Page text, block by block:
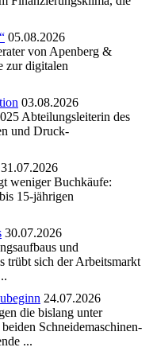
05.08.2026
von Apenberg &
zur digitalen
03.08.2026
Abteilungsleiterin des
und Druck-
31.07.2026
weniger Buchkäufe:
15-jährigen
30.07.2026
und
trübt sich der Arbeitsmarkt
24.07.2026
die bislang unter
Schneidemaschinen-
...